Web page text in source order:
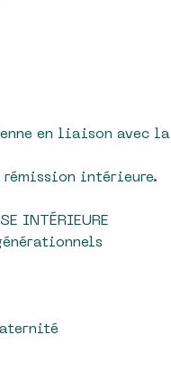
en liaison avec la
intérieure.
INTÉRIEURE